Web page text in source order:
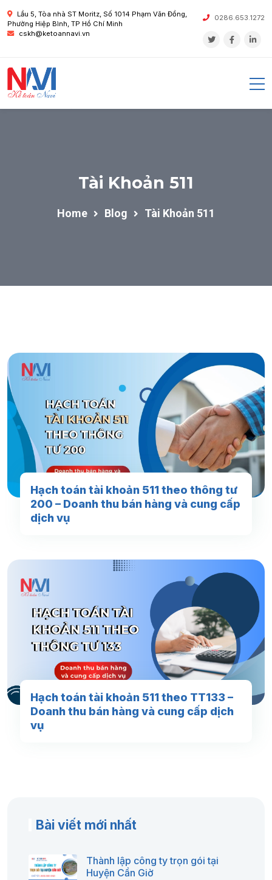
Lầu 5, Tòa nhà ST Moritz, Số 1014 Phạm Văn Đồng,
Phường Hiệp Bình, TP Hồ Chí Minh
cskh@ketoannavi.vn
0286.653.1272
Tài Khoản 511
Home Blog Tài Khoản 511
Hạch toán tài khoản 511 theo thông tư
200 – Doanh thu bán hàng và cung cấp
dịch vụ
Hạch toán tài khoản 511 theo TT133 –
Doanh thu bán hàng và cung cấp dịch
vụ
Bài viết mới nhất
Thành lập công ty trọn gói tại
Huyện Cần Giờ